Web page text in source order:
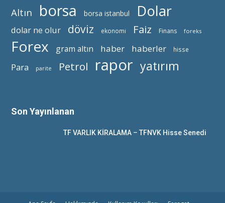
Altın borsa borsa istanbul Dolar
dolar ne olur döviz ekonomi Faiz Finans foreks
Forex gram altın haber haberler hisse
Para parite Petrol rapor yatırım
Son Yayınlanan
TF VARLIK KİRALAMA – TFNVK Hisse Senedi